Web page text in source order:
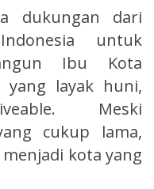
dukungan dari
untuk
Ibu Kota
yang layak huni,
Meski
cukup lama,
kota yang